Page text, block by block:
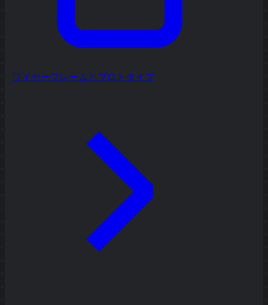
ワイヤーフレームとプロトタイプ